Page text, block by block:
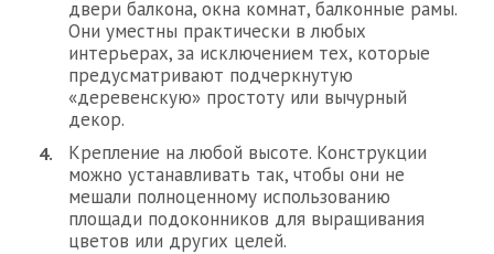
двери балкона, окна комнат, балконные рамы.
Они уместны практически в любых
интерьерах, за исключением тех, которые
предусматривают подчеркнутую
«деревенскую» простоту или вычурный
декор.
Крепление на любой высоте. Конструкции
можно устанавливать так, чтобы они не
мешали полноценному использованию
площади подоконников для выращивания
цветов или других целей.